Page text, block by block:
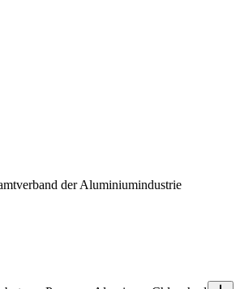
der Aluminiumindustrie